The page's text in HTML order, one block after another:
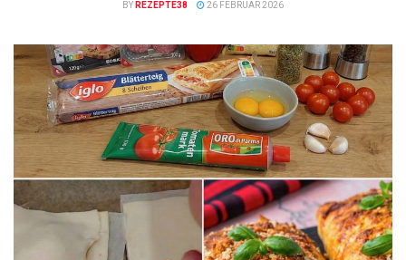
BY REZEPTE38 26 FEBRUAR 2026